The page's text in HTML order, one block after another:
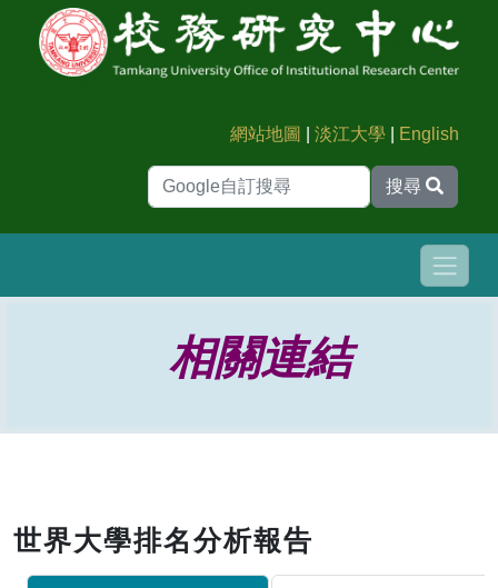
網站地圖 |淡江大學 English
搜尋
相關連結
世界大學排名分析報告